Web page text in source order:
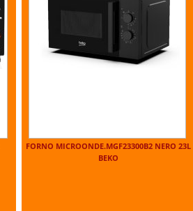
FORNO MICROONDE.MGF23300B2 NERO 23L
BEKO